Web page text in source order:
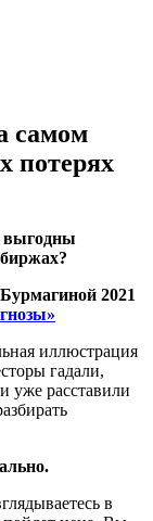
самом
потерях
выгодны
2021
иллюстрация
гадали,
уже расставили
в